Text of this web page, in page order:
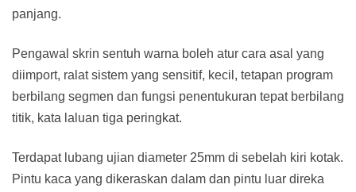
panjang.
Pengawal skrin sentuh warna boleh atur cara asal yang
diimport, ralat sistem yang sensitif, kecil, tetapan program
berbilang segmen dan fungsi penentukuran tepat berbilang
titik, kata laluan tiga peringkat.
Terdapat lubang ujian diameter 25mm di sebelah kiri kotak.
Pintu kaca yang dikeraskan dalam dan pintu luar direka